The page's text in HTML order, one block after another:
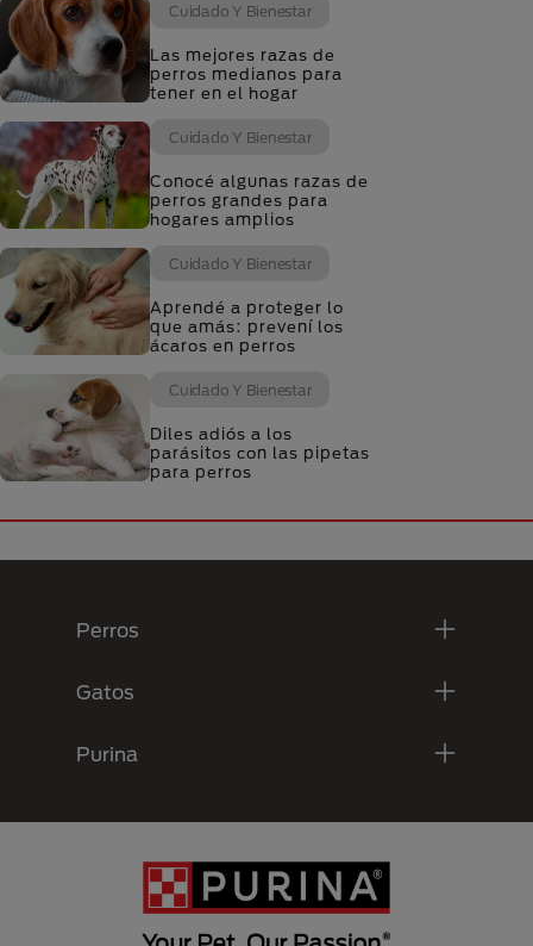
Cuidado Y Bienestar
Las mejores razas de
perros medianos para
tener en el hogar
Cuidado Y Bienestar
Conocé algunas razas de
perros grandes para
hogares amplios
Cuidado Y Bienestar
Aprendé a proteger lo
que amás: prevení los
ácaros en perros
Cuidado Y Bienestar
Diles adiós a los
parásitos con las pipetas
para perros
Perros
Gatos
Purina